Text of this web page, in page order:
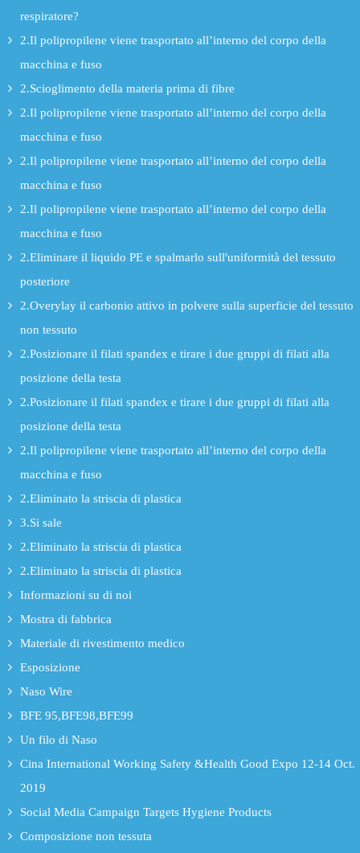
respiratore?
2.Il polipropilene viene trasportato all’interno del corpo della
macchina e fuso
2.Scioglimento della materia prima di fibre
2.Il polipropilene viene trasportato all’interno del corpo della
macchina e fuso
2.Il polipropilene viene trasportato all’interno del corpo della
macchina e fuso
2.Il polipropilene viene trasportato all’interno del corpo della
macchina e fuso
2.Eliminare il liquido PE e spalmarlo sull'uniformità del tessuto
posteriore
2.Overylay il carbonio attivo in polvere sulla superficie del tessuto
non tessuto
2.Posizionare il filati spandex e tirare i due gruppi di filati alla
posizione della testa
2.Posizionare il filati spandex e tirare i due gruppi di filati alla
posizione della testa
2.Il polipropilene viene trasportato all’interno del corpo della
macchina e fuso
2.Eliminato la striscia di plastica
3.Si sale
2.Eliminato la striscia di plastica
2.Eliminato la striscia di plastica
Informazioni su di noi
Mostra di fabbrica
Materiale di rivestimento medico
Esposizione
Naso Wire
BFE 95,BFE98,BFE99
Un filo di Naso
Cina International Working Safety &Health Good Expo 12-14 Oct.
2019
Social Media Campaign Targets Hygiene Products
Composizione non tessuta